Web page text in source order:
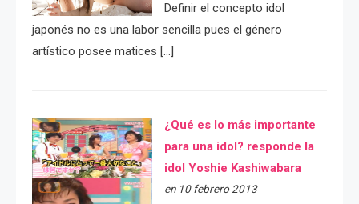
Definir el concepto idol
japonés no es una labor sencilla pues el género
artístico posee matices […]
¿Qué es lo más importante
para una idol? responde la
idol Yoshie Kashiwabara
en 10 febrero 2013